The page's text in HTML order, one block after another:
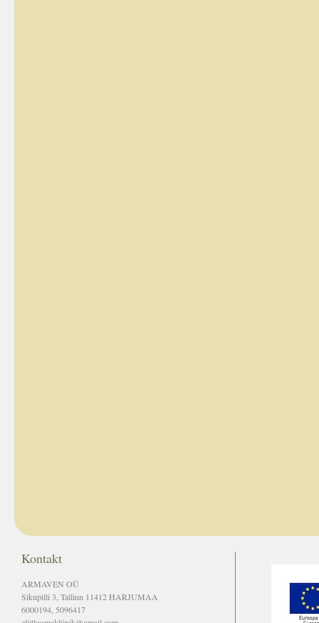
Kontakt
ARMAVEN OÜ
Sikupilli 3, Tallinn 11412 HARJUMAA
6000194, 5096417